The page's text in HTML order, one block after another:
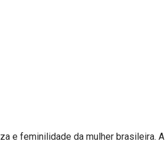
e feminilidade da mulher brasileira.